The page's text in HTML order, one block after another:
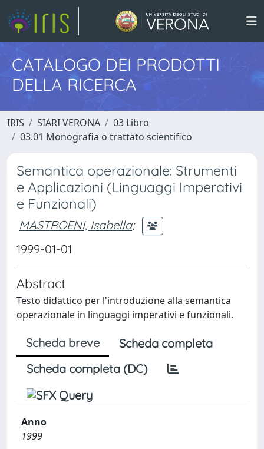
CATALOGO DEI PRODOTTI
DELLA RICERCA
IRIS SIARI VERONA
03 Libro
03.01 Monografia o trattato scientifico
Semantica operazionale: Strumenti
e Applicazioni (Linguaggi Imperativi
e Funzionali)
MASTROENI, Isabella;
1999-01-01
Abstract
Testo didattico per l'introduzione alla semantica
operazionale in linguaggi imperativi e funzionali.
Scheda breve
Scheda completa
Scheda completa (DC)
Anno
1999